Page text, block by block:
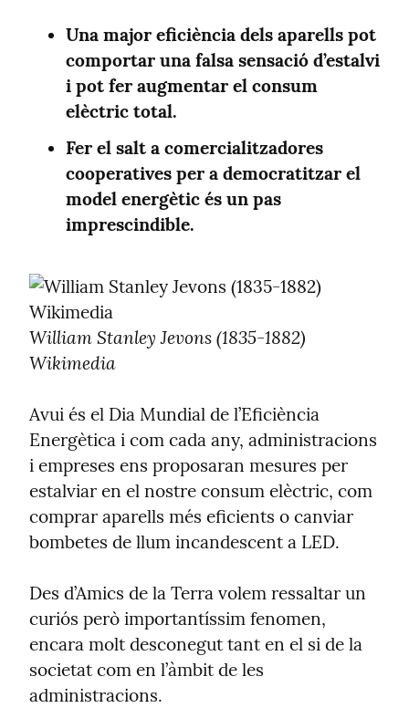
Una major eficiència dels aparells pot
comportar una falsa sensació d’estalvi
i pot fer augmentar el consum
elèctric total.
Fer el salt a comercialitzadores
cooperatives per a democratitzar el
model energètic és un pas
imprescindible.
William Stanley Jevons (1835-1882)
Wikimedia
Avui és el Dia Mundial de l’Eficiència
Energètica i com cada any, administracions
i empreses ens proposaran mesures per
estalviar en el nostre consum elèctric, com
comprar aparells més eficients o canviar
bombetes de llum incandescent a LED.
Des d’Amics de la Terra volem ressaltar un
curiós però importantíssim fenomen,
encara molt desconegut tant en el si de la
societat com en l’àmbit de les
administracions.